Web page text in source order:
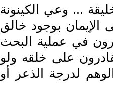
... وعي الكينونة
الإيمان بوجود خالق
في عملية البحث
على خلقه ولو
لدرجة الذعر أو